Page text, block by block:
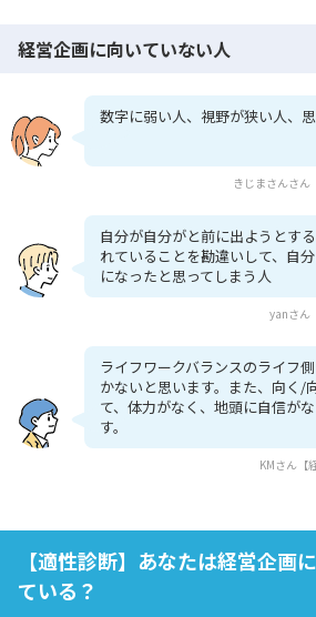
経営企画に向いていない人
数字に弱い人、視野が狭い人、
きじまさんさん
自分が自分がと前に出ようとす
れていることを勘違いして、自
になったと思ってしまう人
yanさん
ライフワークバランスのライフ
かないと思います。また、向く/
て、体力がなく、地頭に自信が
す。
KMさん【
【適性診断】あなたは経営企画
ている？